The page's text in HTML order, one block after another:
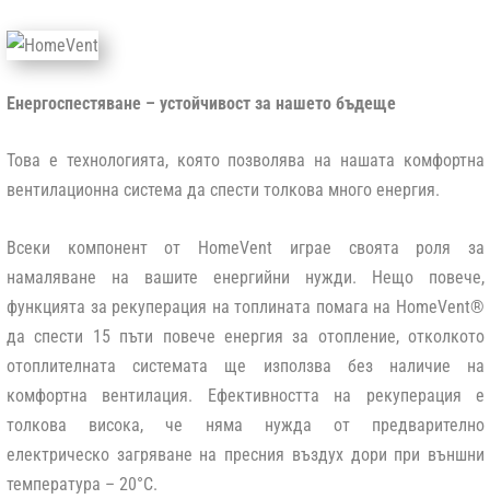
Енергоспестяване – устойчивост за нашето бъдеще
Това е технологията, която позволява на нашата комфортна
вентилационна система да спести толкова много енергия.
Всеки компонент от HomeVent играе своята роля за
намаляване на вашите енергийни нужди. Нещо повече,
функцията за рекуперация на топлината помага на HomeVent®
да спести 15 пъти повече енергия за отопление, отколкото
отоплителната системата ще използва без наличие на
комфортна вентилация. Ефективността на рекуперация е
толкова висока, че няма нужда от предварително
електрическо загряване на пресния въздух дори при външни
температура – 20°С.